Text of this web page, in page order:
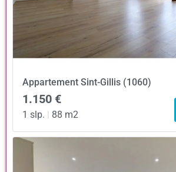
Appartement Sint-Gillis (1060)
1.150 €
1 slp. 88 m2